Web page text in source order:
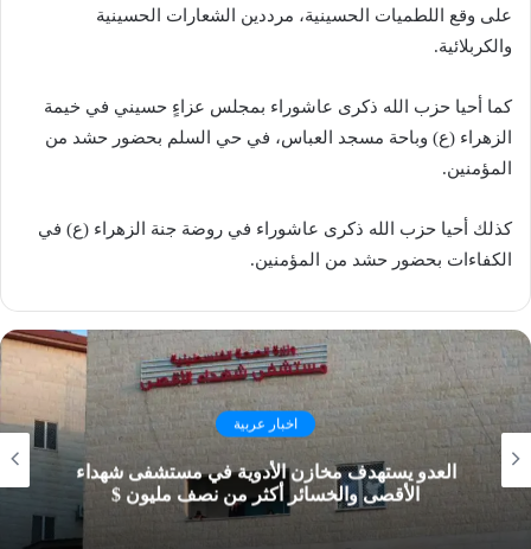
على وقع اللطميات الحسينية، مرددين الشعارات الحسينية
والكربلائية.
كما أحيا حزب الله ذكرى عاشوراء بمجلس عزاءٍ حسيني في خيمة
الزهراء (ع) وباحة مسجد العباس، في حي السلم بحضور حشد من
المؤمنين.
كذلك أحيا حزب الله ذكرى عاشوراء في روضة جنة الزهراء (ع) في
الكفاءات بحضور حشد من المؤمنين.
اخبار عربية
العدو يستهدف مخازن الأدوية في مستشفى شهداء
الأقصى والخسائر أكثر من نصف مليون $